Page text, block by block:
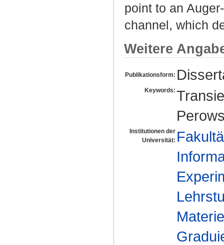
point to an
channel, which
Weitere
Publikationsform:
Keywords:
Institutionen der
Universität: